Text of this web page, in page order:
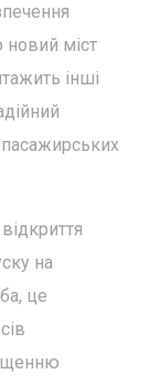
новий міст
інші
на
це